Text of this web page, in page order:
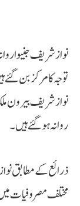
نواز شریف جنیوا
توجہ کا مرکز بن
نواز شریف بیرون
روانہ ہوگئے ہیں۔
ذرائع کے مطابق
مختلف مصروفیات